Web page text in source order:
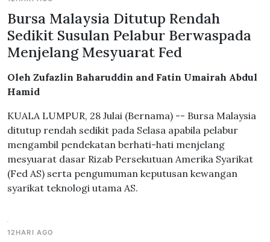
Bursa Malaysia Ditutup Rendah
Sedikit Susulan Pelabur Berwaspada
Menjelang Mesyuarat Fed
Oleh Zufazlin Baharuddin and Fatin Umairah Abdul
Hamid
KUALA LUMPUR, 28 Julai (Bernama) -- Bursa Malaysia
ditutup rendah sedikit pada Selasa apabila pelabur
mengambil pendekatan berhati-hati menjelang
mesyuarat dasar Rizab Persekutuan Amerika Syarikat
(Fed AS) serta pengumuman keputusan kewangan
syarikat teknologi utama AS.
12HARI AGO